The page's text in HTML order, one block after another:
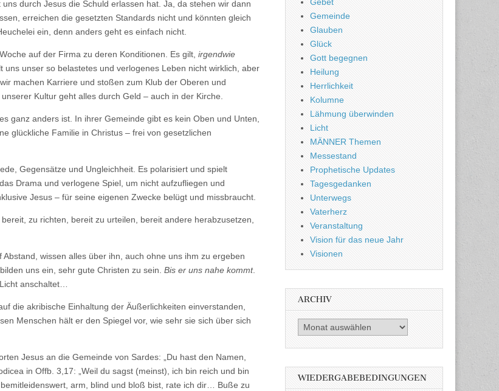
durch Jesus die Schuld erlassen hat. Ja, da stehen wir dann
erreichen die gesetzten Standards nicht und könnten gleich
ein, denn anders geht es einfach nicht.
auf der Firma zu deren Konditionen. Es gilt, irgendwie
unser so belastetes und verlogenes Leben nicht wirklich, aber
machen Karriere und stoßen zum Klub der Oberen und
Kultur geht alles durch Geld – auch in der Kirche.
ganz anders ist. In ihrer Gemeinde gibt es kein Oben und Unten,
glückliche Familie in Christus – frei von gesetzlichen
Gegensätze und Ungleichheit. Es polarisiert und spielt
Drama und verlogene Spiel, um nicht aufzufliegen und
Jesus – für seine eigenen Zwecke belügt und missbraucht.
zu richten, bereit zu urteilen, bereit andere herabzusetzen,
wissen alles über ihn, auch ohne uns ihm zu ergeben
uns ein, sehr gute Christen zu sein. Bis er uns nahe kommt.
anschaltet…
die akribische Einhaltung der Äußerlichkeiten einverstanden,
Menschen hält er den Spiegel vor, wie sehr sie sich über sich
Jesus an die Gemeinde von Sardes: „Du hast den Namen,
in Offb. 3,17: „Weil du sagst (meinst), ich bin reich und bin
arm, blind und bloß bist, rate ich dir… Buße zu
Gemeinde
Glauben
Glück
Gott begegnen
Heilung
Herrlichkeit
Kolumne
Lähmung überwinden
Licht
MÄNNER Themen
Messestand
Prophetische Updates
Tagesgedanken
Unterwegs
Vaterherz
Veranstaltung
Vision für das neue Jahr
Visionen
ARCHIV
Archiv
WIEDERGABEBEDINGUNGEN